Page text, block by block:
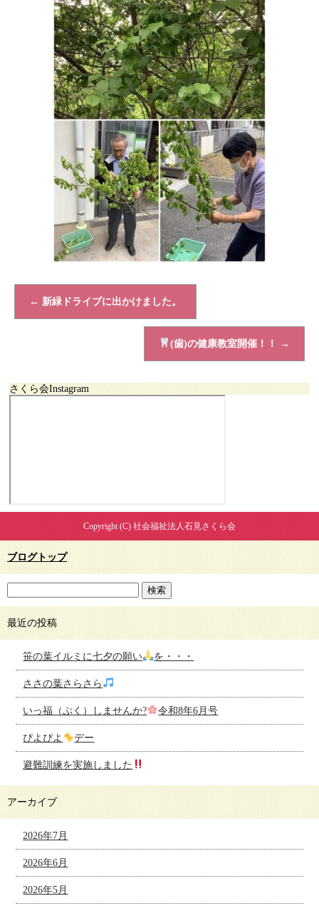
← 新緑ドライブに出かけました。
(歯)の健康教室開催！！ →
さくら会Instagram
Copyright (C) 社会福祉法人石見さくら会
ブログトップ
最近の投稿
笹の葉イルミに七夕の願い を・・・
ささの葉さらさら
いっ福（ぷく）しませんか? 令和8年6月号
ぴよぴよ デー
避難訓練を実施しました
アーカイブ
2026年7月
2026年6月
2026年5月